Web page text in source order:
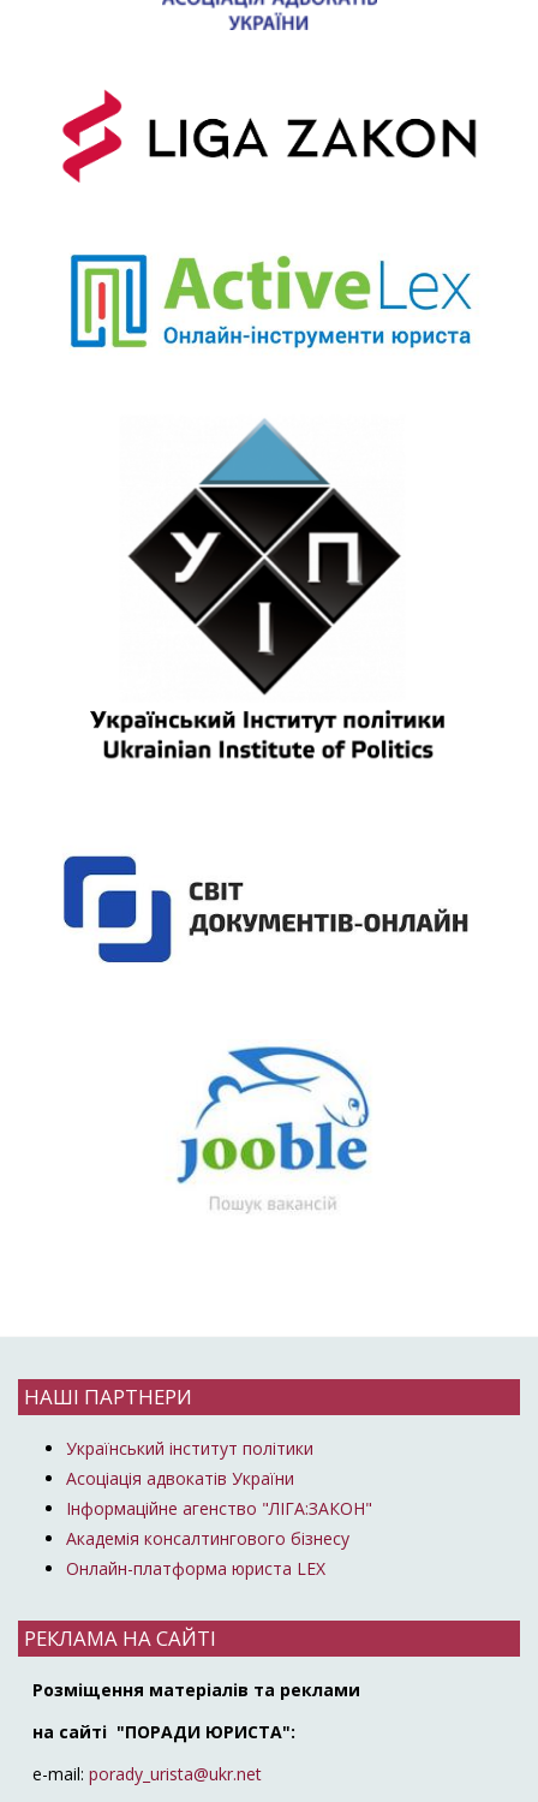
НАШІ ПАРТНЕРИ
Український інститут політики
Асоціація адвокатів України
Інформаційне агенство "ЛІГА:ЗАКОН"
Академія консалтингового бізнесу
Онлайн-платформа юриста LEX
РЕКЛАМА НА САЙТІ
Розміщення матеріалів та реклами
на сайті "ПОРАДИ ЮРИСТА":
e-mail: porady_urista@ukr.net